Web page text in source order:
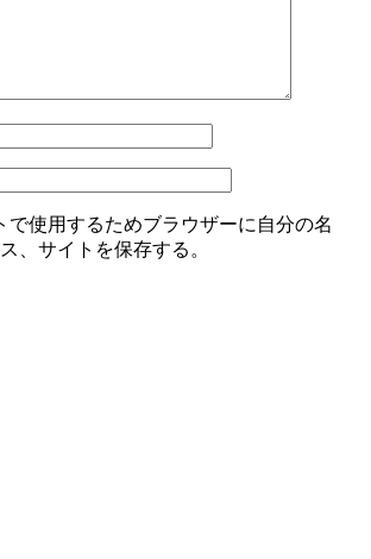
で使用するためブラウザーに自分の名
、サイトを保存する。